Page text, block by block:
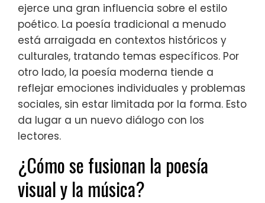
ejerce una gran influencia sobre el estilo
poético. La poesía tradicional a menudo
está arraigada en contextos históricos y
culturales, tratando temas específicos. Por
otro lado, la poesía moderna tiende a
reflejar emociones individuales y problemas
sociales, sin estar limitada por la forma. Esto
da lugar a un nuevo diálogo con los
lectores.
¿Cómo se fusionan la poesía
visual y la música?